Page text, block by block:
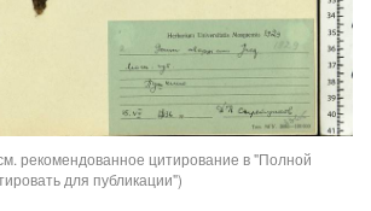
рекомендованное цитирование в "Полной
для публикации")